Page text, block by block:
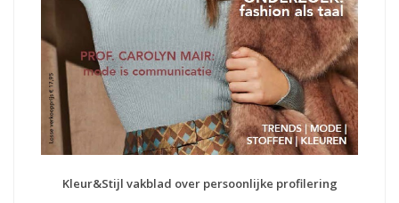
Kleur&Stijl vakblad over persoonlijke profilering